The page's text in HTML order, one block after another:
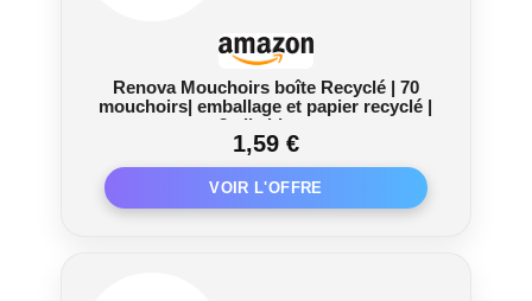
Renova Mouchoirs boîte Recyclé | 70
mouchoirs| emballage et papier recyclé |
3 plis blanc
1,59 €